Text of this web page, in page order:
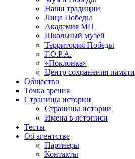
Наши традиции
Лица Победы
Академия МП
Школьный музей
Территория Победы
Г.О.Р.А.
«Поклонка»
Центр сохранения памяти
Общество
Точка зрения
Страницы истории
Страницы истории
Имена в летописи
Тесты
Об агентстве
Партнеры
Контакты